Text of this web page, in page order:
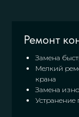
Ремонт
Замена
Мелкий
крана
Замена